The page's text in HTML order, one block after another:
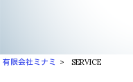
有限会社ミナミ > SERVICE